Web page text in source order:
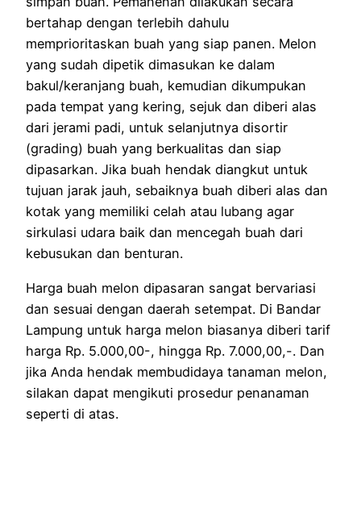
bertahap dengan terlebih dahulu
memprioritaskan buah yang siap panen. Melon
yang sudah dipetik dimasukan ke dalam
bakul/keranjang buah, kemudian dikumpukan
pada tempat yang kering, sejuk dan diberi alas
dari jerami padi, untuk selanjutnya disortir
(grading) buah yang berkualitas dan siap
dipasarkan. Jika buah hendak diangkut untuk
tujuan jarak jauh, sebaiknya buah diberi alas dan
kotak yang memiliki celah atau lubang agar
sirkulasi udara baik dan mencegah buah dari
kebusukan dan benturan.
Harga buah melon dipasaran sangat bervariasi
dan sesuai dengan daerah setempat. Di Bandar
Lampung untuk harga melon biasanya diberi tarif
harga Rp. 5.000,00-, hingga Rp. 7.000,00,-. Dan
jika Anda hendak membudidaya tanaman melon,
silakan dapat mengikuti prosedur penanaman
seperti di atas.